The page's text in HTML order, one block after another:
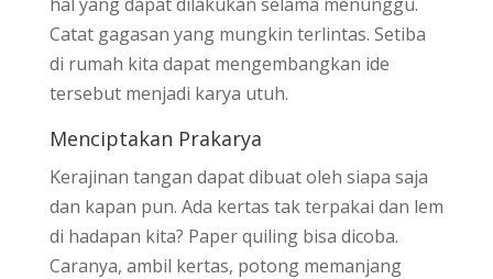
Catat gagasan yang mungkin terlintas. Setiba
di rumah kita dapat mengembangkan ide
tersebut menjadi karya utuh.
Menciptakan Prakarya
Kerajinan tangan dapat dibuat oleh siapa saja
dan kapan pun. Ada kertas tak terpakai dan lem
di hadapan kita? Paper quiling bisa dicoba.
Caranya, ambil kertas, potong memanjang